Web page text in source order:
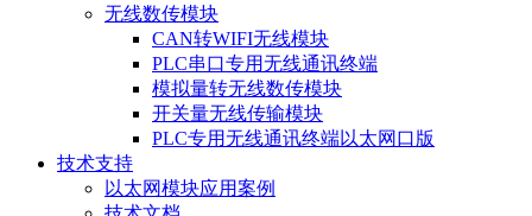
无线数传模块
CAN转WIFI无线模块
PLC串口专用无线通讯终端
模拟量转无线数传模块
开关量无线传输模块
PLC专用无线通讯终端以太网口版
技术支持
以太网模块应用案例